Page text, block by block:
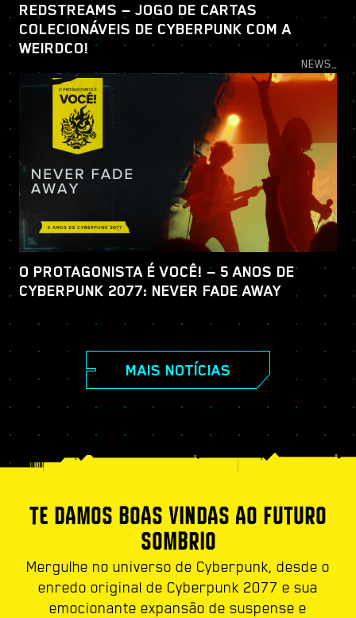
REDSTREAMS — JOGO DE CARTAS
COLECIONÁVEIS DE CYBERPUNK COM A
WEIRDCO!
NEWS_
O PROTAGONISTA É VOCÊ! — 5 ANOS DE
CYBERPUNK 2077: NEVER FADE AWAY
MAIS NOTÍCIAS
TE DAMOS BOAS VINDAS AO FUTURO
SOMBRIO
Mergulhe no universo de Cyberpunk, desde o
enredo original de Cyberpunk 2077 e sua
emocionante expansão de suspense e